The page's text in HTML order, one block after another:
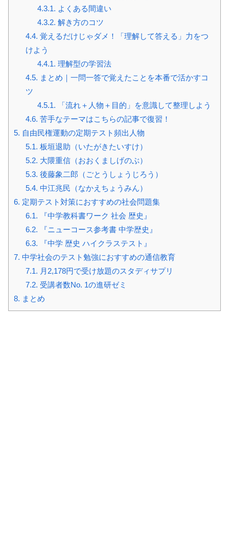
4.3.1. よくある間違い
4.3.2. 解き方のコツ
4.4. 覚えるだけじゃダメ！「理解して答える」力をつ
けよう
4.4.1. 理解型の学習法
4.5. まとめ｜一問一答で覚えたことを本番で活かすコ
ツ
4.5.1. 「流れ＋人物＋目的」を意識して整理しよう
4.6. 苦手なテーマはこちらの記事で復習！
5. 自由民権運動の定期テスト頻出人物
5.1. 板垣退助（いたがきたいすけ）
5.2. 大隈重信（おおくましげのぶ）
5.3. 後藤象二郎（ごとうしょうじろう）
5.4. 中江兆民（なかえちょうみん）
6. 定期テスト対策におすすめの社会問題集
6.1. 『中学教科書ワーク 社会 歴史』
6.2. 『ニューコース参考書 中学歴史』
6.3. 『中学 歴史 ハイクラステスト』
7. 中学社会のテスト勉強におすすめの通信教育
7.1. 月2,178円で受け放題のスタディサプリ
7.2. 受講者数No. 1の進研ゼミ
8. まとめ